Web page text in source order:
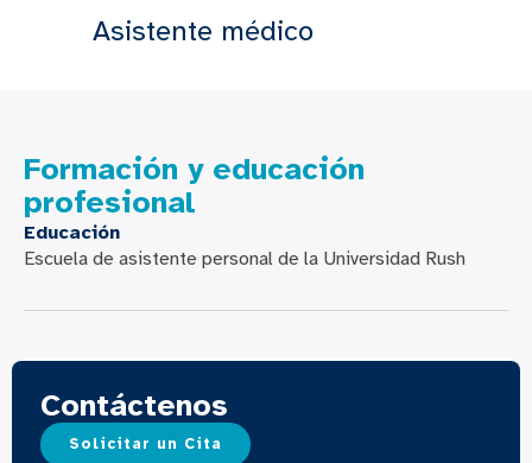
Asistente médico
Formación y educación
profesional
Educación
Escuela de asistente personal de la Universidad Rush
Contáctenos
Solicitar un Cita